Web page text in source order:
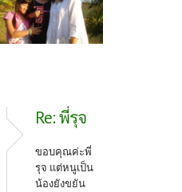
Re: พี่รุจ
ขอบคุณค่ะพี่
รุจ แต่หนูเป็น
น้องยังขยัน